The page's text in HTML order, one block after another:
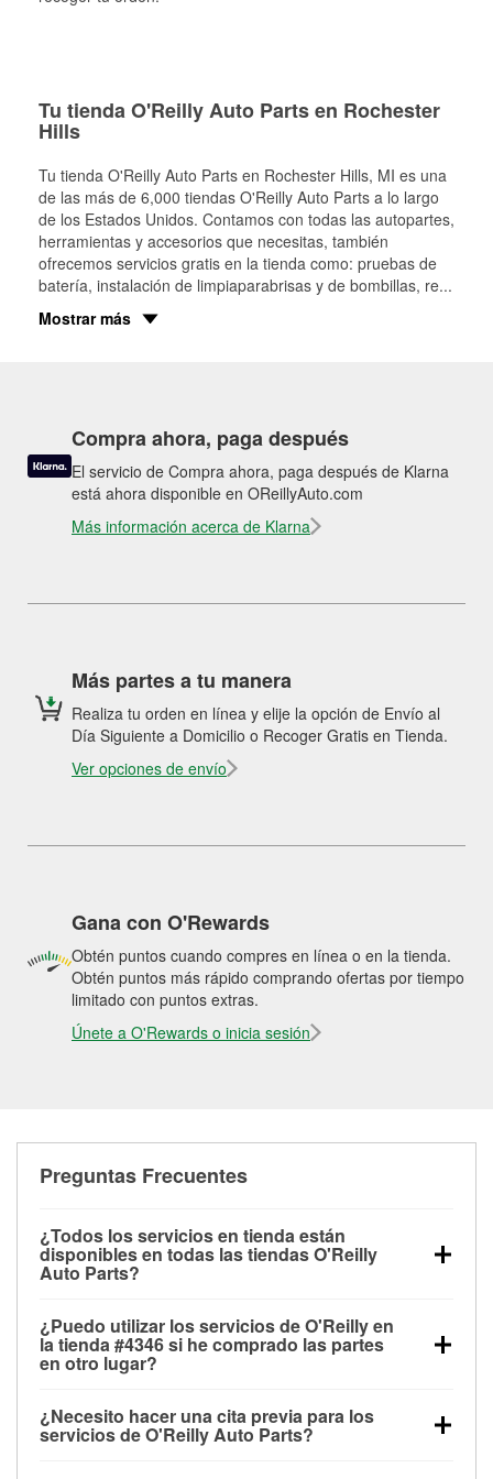
Tu tienda O'Reilly Auto Parts en Rochester
Hills
Tu tienda O'Reilly Auto Parts en Rochester Hills, MI es una
de las más de 6,000 tiendas O'Reilly Auto Parts a lo largo
de los Estados Unidos. Contamos con todas las autopartes,
herramientas y accesorios que necesitas, también
ofrecemos servicios gratis en la tienda como: pruebas de
batería, instalación de limpiaparabrisas y de bombillas, re...
Mostrar más
Compra ahora, paga después
El servicio de Compra ahora, paga después de Klarna
está ahora disponible en OReillyAuto.com
Más información acerca de Klarna
Más partes a tu manera
Realiza tu orden en línea y elije la opción de Envío al
Día Siguiente a Domicilio o Recoger Gratis en Tienda.
Ver opciones de envío
Gana con O'Rewards
Obtén puntos cuando compres en línea o en la tienda.
Obtén puntos más rápido comprando ofertas por tiempo
limitado con puntos extras.
Únete a O'Rewards o inicia sesión
Preguntas Frecuentes
¿Todos los servicios en tienda están
disponibles en todas las tiendas O'Reilly
Auto Parts?
las pruebas de batería, pruebas de alternador y
motor de arranque, revisión de la luz “Check Engine”
con O'Reilly VeriScan® e instalación de
limpiaparabrisas o bombillas, están disponibles en
todas las tiendas O'Reilly Auto Parts. La tienda
¿Puedo utilizar los servicios de O'Reilly en
la tienda #4346 si he comprado las partes
en otro lugar?
de O'Reilly Auto Parts que estén disponibles en la
tienda #4346 de Rochester Hills, MI aunque hayas
¿Necesito hacer una cita previa para los
servicios de O'Reilly Auto Parts?